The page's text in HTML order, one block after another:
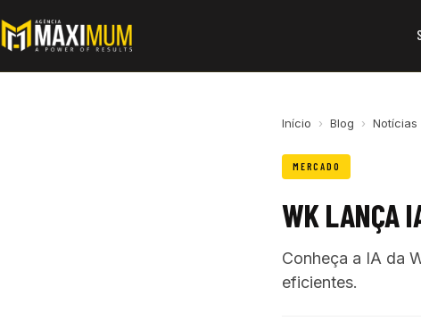
Início › Blog › Notícias
MERCADO
WK LANÇA
Conheça a IA da
eficientes.